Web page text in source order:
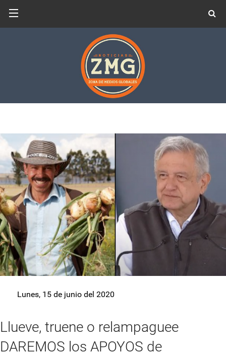
Lunes, 15 de junio del 2020
Llueve, truene o relampaguee
DAREMOS los APOYOS de